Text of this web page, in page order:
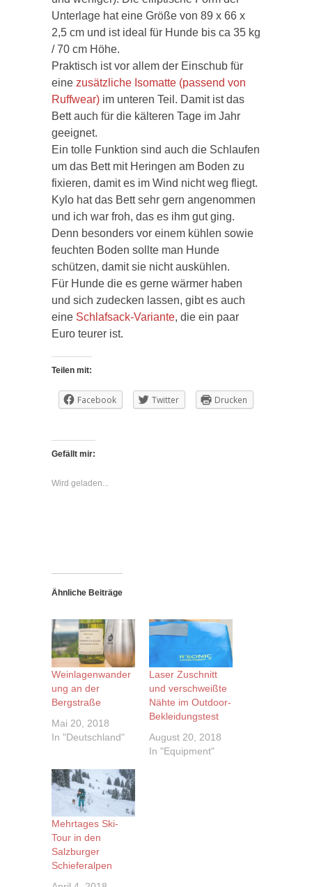
Unterlage hat eine Größe von 89 x 66 x
2,5 cm und ist ideal für Hunde bis ca 35 kg
/ 70 cm Höhe.
Praktisch ist vor allem der Einschub für
eine zusätzliche Isomatte (passend von
Ruffwear) im unteren Teil. Damit ist das
Bett auch für die kälteren Tage im Jahr
geeignet.
Ein tolle Funktion sind auch die Schlaufen
um das Bett mit Heringen am Boden zu
fixieren, damit es im Wind nicht weg fliegt.
Kylo hat das Bett sehr gern angenommen
und ich war froh, das es ihm gut ging.
Denn besonders vor einem kühlen sowie
feuchten Boden sollte man Hunde
schützen, damit sie nicht auskühlen.
Für Hunde die es gerne wärmer haben
und sich zudecken lassen, gibt es auch
eine Schlafsack-Variante, die ein paar
Euro teurer ist.
Teilen mit:
Facebook Twitter Drucken
Gefällt mir:
Wird geladen...
Ähnliche Beiträge
Weinlagenwander
ung an der
Bergstraße
Mai 20, 2018
In "Deutschland"
Laser Zuschnitt
und verschweißte
Nähte im Outdoor-
Bekleidungstest
August 20, 2018
In "Equipment"
Mehrtages Ski-
Tour in den
Salzburger
Schieferalpen